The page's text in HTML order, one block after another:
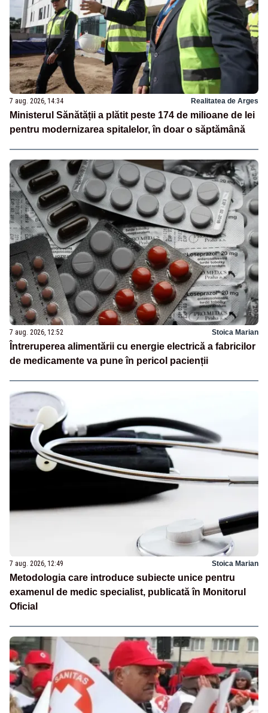
7 aug. 2026, 14:34 Realitatea de Arges
Ministerul Sănătății a plătit peste 174 de milioane de lei
pentru modernizarea spitalelor, în doar o săptămână
7 aug. 2026, 12:52 Stoica Marian
Întreruperea alimentării cu energie electrică a fabricilor
de medicamente va pune în pericol pacienții
7 aug. 2026, 12:49 Stoica Marian
Metodologia care introduce subiecte unice pentru
examenul de medic specialist, publicată în Monitorul
Oficial